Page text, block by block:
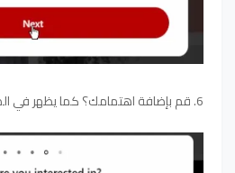
6. قم بإضافة اهتمامك؟ كما يظهر في الصورة: